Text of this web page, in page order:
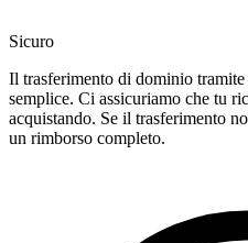
Sicuro
Il trasferimento di dominio
semplice. Ci assicuriamo che tu
acquistando. Se il trasferimento
un rimborso completo.